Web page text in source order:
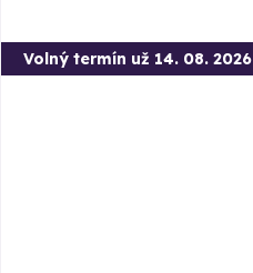
Volný termín už 14. 08. 2026